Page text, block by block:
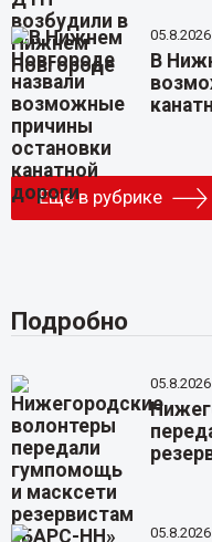
В
Еще в рубрике
Подробно